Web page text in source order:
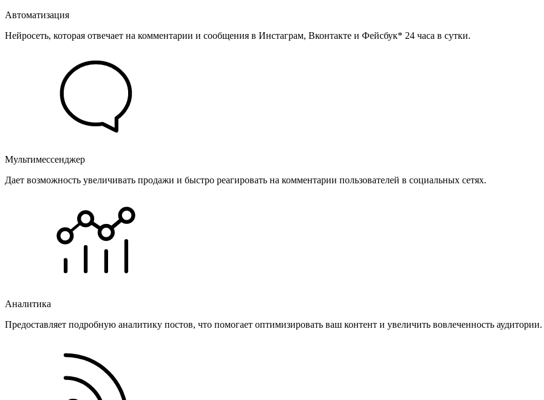
Автоматизация
Нейросеть, которая отвечает на комментарии и сообщения в Инстаграм, Вконтакте и Фейсбук* 24 часа в сутки.
Мультимессенджер
Дает возможность увеличивать продажи и быстро реагировать на комментарии пользователей в социальных сетях.
Аналитика
Предоставляет подробную аналитику постов, что помогает оптимизировать ваш контент и увеличить вовлеченность аудитории.